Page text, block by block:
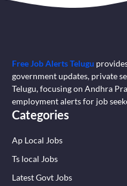
Free Job Alerts Telugu
government updates, private
Telugu, focusing on Andhra
employment alerts for job
Categories
Ap Local Jobs
Ts local Jobs
Latest Govt Jobs